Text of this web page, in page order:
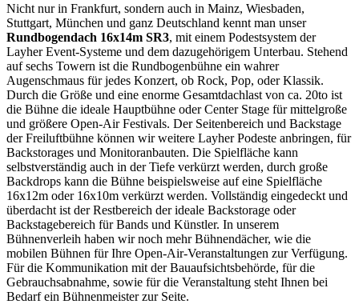
Nicht nur in Frankfurt, sondern auch in Mainz, Wiesbaden,
Stuttgart, München und ganz Deutschland kennt man unser
Rundbogendach 16x14m SR3, mit einem Podestsystem der
Layher Event-Systeme und dem dazugehörigem Unterbau. Stehend
auf sechs Towern ist die Rundbogenbühne ein wahrer
Augenschmaus für jedes Konzert, ob Rock, Pop, oder Klassik.
Durch die Größe und eine enorme Gesamtdachlast von ca. 20to ist
die Bühne die ideale Hauptbühne oder Center Stage für mittelgroße
und größere Open-Air Festivals. Der Seitenbereich und Backstage
der Freiluftbühne können wir weitere Layher Podeste anbringen, für
Backstorages und Monitoranbauten. Die Spielfläche kann
selbstverständig auch in der Tiefe verkürzt werden, durch große
Backdrops kann die Bühne beispielsweise auf eine Spielfläche
16x12m oder 16x10m verkürzt werden. Vollständig eingedeckt und
überdacht ist der Restbereich der ideale Backstorage oder
Backstagebereich für Bands und Künstler. In unserem
Bühnenverleih haben wir noch mehr Bühnendächer, wie die
mobilen Bühnen für Ihre Open-Air-Veranstaltungen zur Verfügung.
Für die Kommunikation mit der Bauaufsichtsbehörde, für die
Gebrauchsabnahme, sowie für die Veranstaltung steht Ihnen bei
Bedarf ein Bühnenmeister zur Seite.